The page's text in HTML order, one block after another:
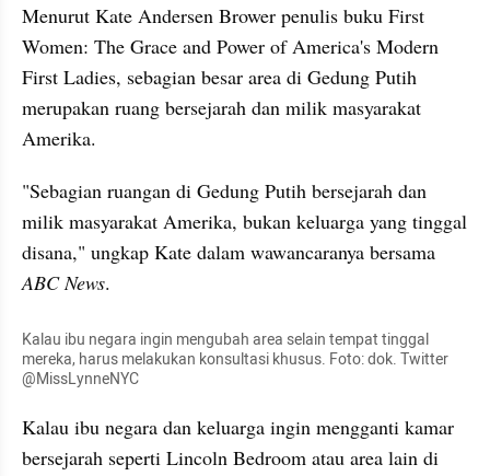
Menurut Kate Andersen Brower penulis buku First
Women: The Grace and Power of America's Modern
First Ladies, sebagian besar area di Gedung Putih
merupakan ruang bersejarah dan milik masyarakat
Amerika.
"Sebagian ruangan di Gedung Putih bersejarah dan
milik masyarakat Amerika, bukan keluarga yang tinggal
ABC News.
Kalau ibu negara ingin mengubah area selain tempat tinggal
mereka, harus melakukan konsultasi khusus. Foto: dok. Twitter
@MissLynneNYC
Kalau ibu negara dan keluarga ingin mengganti kamar
bersejarah seperti Lincoln Bedroom atau area lain di